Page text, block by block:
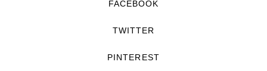
FACEBOOK
TWITTER
PINTEREST